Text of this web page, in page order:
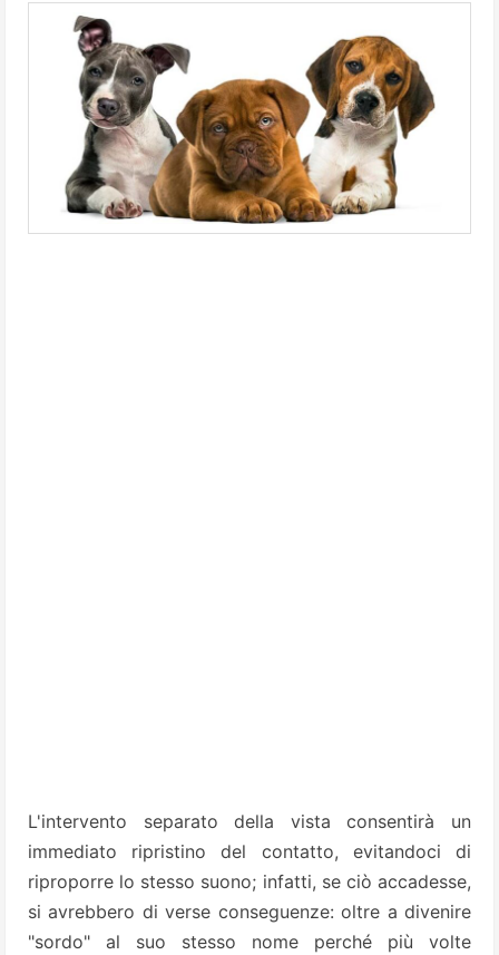
L'intervento separato della vista consentirà un
immedia­to ripristino del contatto, evitandoci di
riproporre lo stesso suono; infat­ti, se ciò accadesse,
si avrebbero di­ verse conseguenze: oltre a divenire
"sordo" al suo stesso nome perché più volte